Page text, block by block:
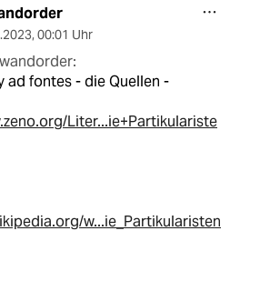
, 00:01 Uhr
ad fontes - die Quellen -
Liter...ie+Partikulariste
w...ie_Partikularisten